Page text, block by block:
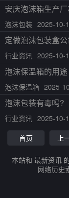
安庆泡沫箱生产
泡沫包装 2025-10-
定做泡沫包装盒
行业资讯 2025-10-
泡沫保温箱的用途
泡沫保温箱 2025-
泡沫包装有毒吗?
行业资讯 2025-10-
首页
上
本站和 最新资讯
网络历史